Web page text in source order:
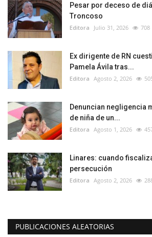
Pesar por deceso de
Troncoso
Editora Julio 31, 2026 708
Ex dirigente de RN
Pamela Ávila tras...
Editora Agosto 2, 2026
Denuncian negligencia
de niña de un...
Editora Agosto 1, 2026
Linares: cuando
persecución
Editora Agosto 2, 2026
PUBLICACIONES ALEATORIAS